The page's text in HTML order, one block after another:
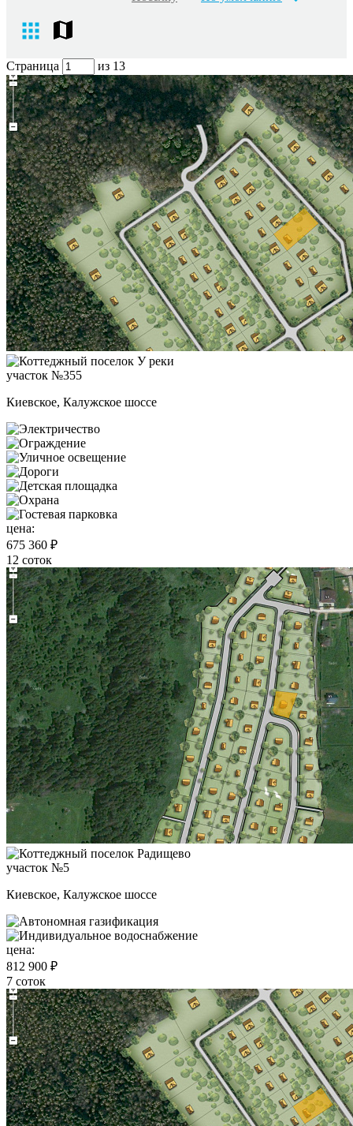
Страница из 13
участок №355
Киевское, Калужское шоссе
цена:
675 360 ₽
12 соток
участок №5
Киевское, Калужское шоссе
цена:
812 900 ₽
7 соток